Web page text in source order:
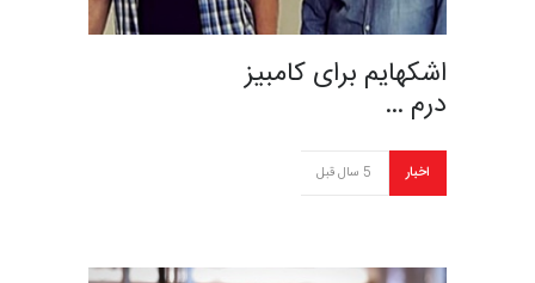
اشکهایم برای کامبیز
درم …
اخبار 5 سال قبل